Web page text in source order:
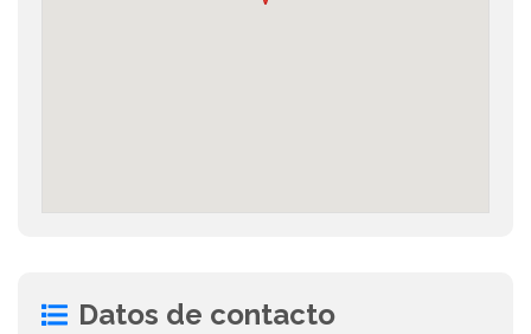
Datos de contacto